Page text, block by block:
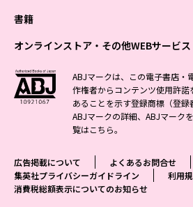
Vジャンプ
最強ジャンプ
少年ジャンプ+
ジャンプTOON
ジャンプルーキー！
S-MANGA
青年マンガ
ZEBRACK
S-MANGA
集英社ジャンプリミックス
週刊ヤングジャンプ
ヤングジャンプ定期購読デジタル
少女マンガ
ZEBRACK
S-MANGA
集英社コミック文庫
マーガレット
別冊マーガレット
女性マンガ
ジャンプTOON
集英社コミック文庫
マンガMee公式サイト
リマコミ
ファッション・美容
BAILA
MAQUIA
eclat
T JAPAN
芸能・情報・スポーツ
週プレNEWS
週プレ グラジャパ!
書籍
文芸・文庫・総合
小説すばる
集英社 文芸ステーション
web 集英社文庫
アジア人物史
学芸・ノンフィクション・新書
1日5分で、明日は変わる よみタイ
集英社学芸部 - 学芸・ノンフィクション
集英社ビジネス書
集英社新書プラス - 知の水先案内人
kotoba
ライトノベル・ノベライズ
集英社オレンジ文庫
JUMP j-BOOKS
ダッシュエックス文庫公式サイト
集英社Webマガジン コバルト
集英社の児童図書 S-KIDS.LAND
オンラインストア・その他WEBサービス
オンラインストア
OTO
SHUEISHA MANGA-ART HERITAGE
ジャンプキャラクターズストア
HAPPY PLUS STORE
SHUEISHA VOX
LEEマルシェ
その他WEBサービス
集英社アドナビ
集英社エディターズ・ラボ
ABJマークは、この電子書店・
作権者からコンテンツ使用許
あることを示す登録商標（登録
ABJマークの詳細、ABJマーク
覧はこちら。
広告掲載について
よくあるお問合せ
集英社プライバシーガイドライン
利用
消費税総額表示についてのお知らせ